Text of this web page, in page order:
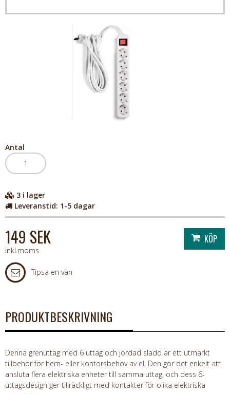
Antal
3 i lager
Leveranstid: 1-5 dagar
149 SEK
inkl.moms
Tipsa en vän
PRODUKTBESKRIVNING
Denna grenuttag med 6 uttag och jordad sladd är ett utmärkt
tillbehör för hem- eller kontorsbehov av el. Den gör det enkelt att
ansluta flera elektriska enheter till samma uttag, och dess 6-
uttagsdesign ger tillräckligt med kontakter för olika elektriska